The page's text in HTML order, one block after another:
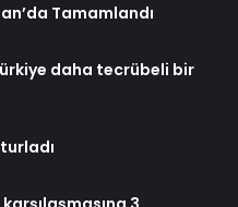
Tamamlandı
daha tecrübeli bir